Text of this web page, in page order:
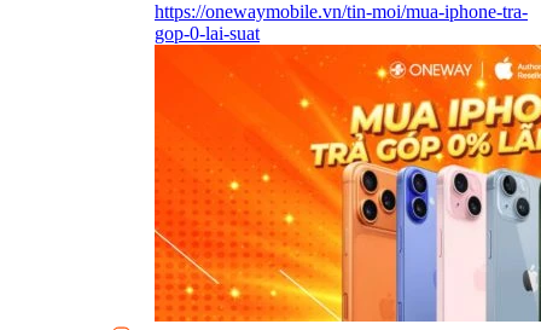
https://onewaymobile.vn/tin-moi/mua-iphone-tra-
gop-0-lai-suat